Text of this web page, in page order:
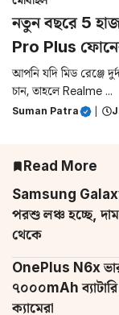
নতুন বছরে 5
Pro Plus
আপনি যদি মিড রেঞ্জে
চান, তাহলে Realme ...
Suman Patra
Read More
Samsung
পরশু লঞ্চ হচ্ছে,
থেকে
OnePlus N6x
৭০০০mAh ব্যাটারি
ক্যামেরা